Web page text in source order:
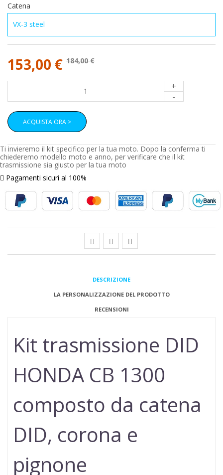
Catena
153,00 € 184,00 €
+
-
ACQUISTA ORA >
Ti invieremo il kit specifico per la tua moto. Dopo la conferma ti
chiederemo modello moto e anno, per verificare che il kit
trasmissione sia giusto per la tua moto
Pagamenti sicuri al 100%
DESCRIZIONE
LA PERSONALIZZAZIONE DEL PRODOTTO
RECENSIONI
Kit trasmissione DID
HONDA CB 1300
composto da catena
DID, corona e
pignone